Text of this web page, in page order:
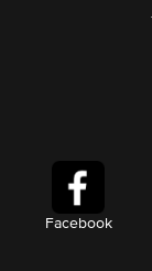
Facebook